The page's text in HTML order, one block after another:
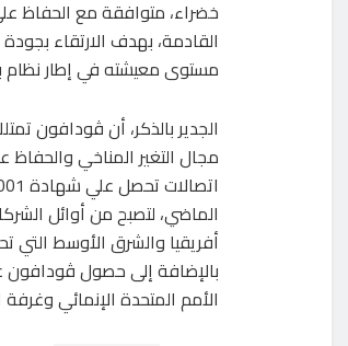
القادمة، بهدف الارتقاء
مستوى معيشته في إطار نظام
الجدير بالذكر، أن ڤودافون
مجال التغير المناخي
الماضي، لتصبح من أوائل
أفريقيا والشرق الأوسط
بالإضافة إلى حصول ڤودافون
الأمم المتحدة الإنمائي وغرفة التجارة الأمريكية عام 2018،